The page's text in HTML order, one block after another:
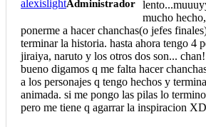
alexislightAdministrador
mucho
ponerme a hacer chanchas(o jefes
terminar la historia. hasta ahora tengo 4
jiraiya, naruto y los otros dos son...
bueno digamos q me falta hacer
a los personajes q tengo hechos y
animada. si me pongo las pilas lo
pero me tiene q agarrar la inspiracion XD